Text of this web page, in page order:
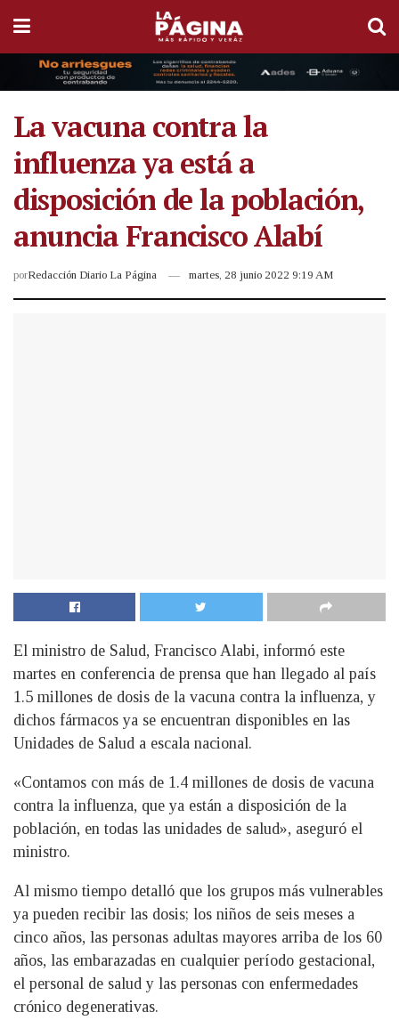
La vacuna contra la
influenza ya está a
disposición de la población,
anuncia Francisco Alabí
porRedacción Diario La Página martes, 28 junio 2022 9:19 AM
El ministro de Salud, Francisco Alabi, informó este
martes en conferencia de prensa que han llegado al país
1.5 millones de dosis de la vacuna contra la influenza, y
dichos fármacos ya se encuentran disponibles en las
Unidades de Salud a escala nacional.
«Contamos con más de 1.4 millones de dosis de vacuna
contra la influenza, que ya están a disposición de la
población, en todas las unidades de salud», aseguró el
ministro.
Al mismo tiempo detalló que los grupos más vulnerables
ya pueden recibir las dosis; los niños de seis meses a
cinco años, las personas adultas mayores arriba de los 60
años, las embarazadas en cualquier período gestacional,
el personal de salud y las personas con enfermedades
crónico degenerativas.